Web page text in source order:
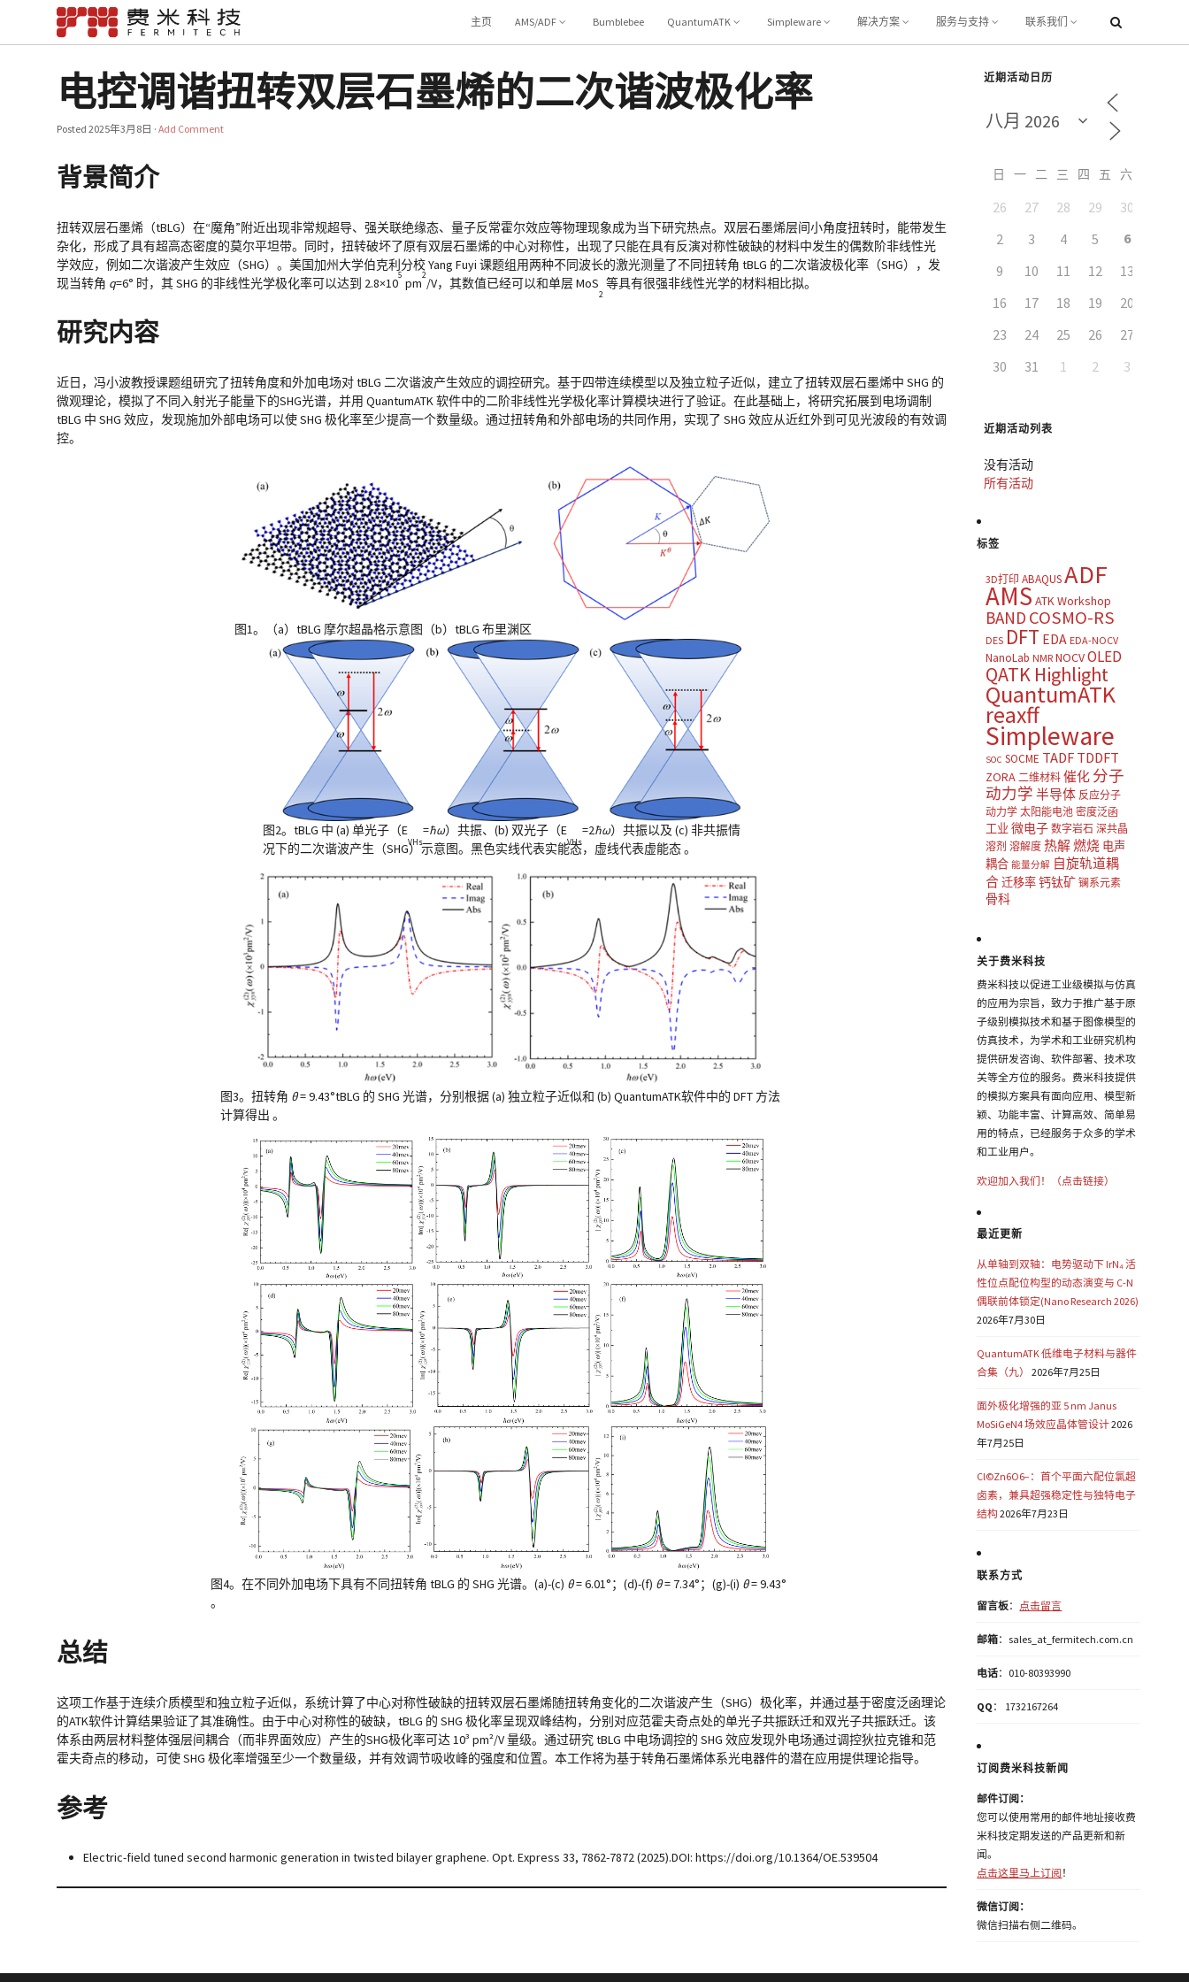
主页 AMS/ADF Bumblebee QuantumATK Simpleware 解决方案 服务与支持 联系我们
电控调谐扭转双层石墨烯的二次谐波极化率
Posted2025年3月8日 ·Add Comment
背景简介
扭转双层石墨烯（tBLG）在“魔角”附近出现非常规超导、强关联绝缘态、量子反常霍尔效应等物理现象成为当下研究热点。双层石墨烯层间小角度扭转时，能带发生
杂化，形成了具有超高态密度的莫尔平坦带。同时，扭转破坏了原有双层石墨烯的中心对称性，出现了只能在具有反演对称性破缺的材料中发生的偶数阶非线性光
学效应，例如二次谐波产生效应（SHG）。美国加州大学伯克利分校 Yang Fuyi 课题组用两种不同波长的激光测量了不同扭转角 tBLG 的二次谐波极化率（SHG），发
现当转角 q=6° 时，其 SHG 的非线性光学极化率可以达到 2.8×10
5
pm
2
/V，其数值已经可以和单层 MoS
2
等具有很强非线性光学的材料相比拟。
研究内容
近日，冯小波教授课题组研究了扭转角度和外加电场对 tBLG 二次谐波产生效应的调控研究。基于四带连续模型以及独立粒子近似，建立了扭转双层石墨烯中 SHG 的
微观理论，模拟了不同入射光子能量下的SHG光谱，并用 QuantumATK 软件中的二阶非线性光学极化率计算模块进行了验证。在此基础上，将研究拓展到电场调制
tBLG 中 SHG 效应，发现施加外部电场可以使 SHG 极化率至少提高一个数量级。通过扭转角和外部电场的共同作用，实现了 SHG 效应从近红外到可见光波段的有效调
控。
图1。（a）tBLG 摩尔超晶格示意图（b）tBLG 布里渊区
图2。tBLG 中 (a) 单光子（E
VHs
=ħω）共振、(b) 双光子（E
VHs
=2ħω）共振以及 (c) 非共振情
况下的二次谐波产生（SHG）示意图。黑色实线代表实能态，虚线代表虚能态 。
图3。扭转角 θ= 9.43°tBLG 的 SHG 光谱，分别根据 (a) 独立粒子近似和 (b) QuantumATK软件中的 DFT 方法
计算得出 。
图4。在不同外加电场下具有不同扭转角 tBLG 的 SHG 光谱。(a)-(c) θ= 6.01°；(d)-(f) θ= 7.34°；(g)-(i) θ= 9.43°
。
总结
这项工作基于连续介质模型和独立粒子近似，系统计算了中心对称性破缺的扭转双层石墨烯随扭转角变化的二次谐波产生（SHG）极化率，并通过基于密度泛函理论
的ATK软件计算结果验证了其准确性。由于中心对称性的破缺，tBLG 的 SHG 极化率呈现双峰结构，分别对应范霍夫奇点处的单光子共振跃迁和双光子共振跃迁。该
体系由两层材料整体强层间耦合（而非界面效应）产生的SHG极化率可达 10³ pm²/V 量级。通过研究 tBLG 中电场调控的 SHG 效应发现外电场通过调控狄拉克锥和范
霍夫奇点的移动，可使 SHG 极化率增强至少一个数量级，并有效调节吸收峰的强度和位置。本工作将为基于转角石墨烯体系光电器件的潜在应用提供理论指导。
参考
Electric-field tuned second harmonic generation in twisted bilayer graphene. Opt. Express 33, 7862-7872 (2025).DOI: https://doi.org/10.1364/OE.539504
近期活动日历
日 一 二 三 四 五
26 27 28 29 30
2
3 4 5 6
9
10 11 12 13
16
17 18 19 20
23
24 25 26 27
30
31 1 2 3
近期活动列表
没有活动
所有活动
标签
3D打印 ABAQUSADF
AMS ATK Workshop
BAND COSMO-RS
DES DFT EDA EDA-NOCV
NanoLab NMR NOCVOLED
QATK Highlight
QuantumATK
reaxff
Simpleware
SOC SOCME TADF TDDFT
ZORA 二维材料 催化 分子
动力学 半导体 反应分子
动力学 太阳能电池 密度泛函
工业 微电子 数字岩石 深共晶
溶剂 溶解度 热解燃烧 电声
耦合 能量分解 自旋轨道耦
合迁移率钙钛矿 镧系元素
骨科
关于费米科技
费米科技以促进工业级模拟与仿真
的应用为宗旨，致力于推广基于原
子级别模拟技术和基于图像模型的
仿真技术，为学术和工业研究机构
提供研发咨询、软件部署、技术攻
关等全方位的服务。费米科技提供
的模拟方案具有面向应用、模型新
颖、功能丰富、计算高效、简单易
用的特点，已经服务于众多的学术
和工业用户。
欢迎加入我们！（点击链接）
最近更新
从单轴到双轴：电势驱动下 IrN₄ 活
性位点配位构型的动态演变与 C-N
偶联前体锁定(Nano Research 2026)
2026年7月30日
QuantumATK 低维电子材料与器件
合集（九）
2026年7月25日
面外极化增强的亚 5 nm Janus
MoSiGeN4 场效应晶体管设计2026
年7月25日
Cl©Zn6O6−：首个平面六配位氯超
卤素，兼具超强稳定性与独特电子
结构2026年7月23日
联系方式
留言板： 点击留言
邮箱：sales_at_fermitech.com.cn
电话：010-80393990
QQ ： 1732167264
订阅费米科技新闻
邮件订阅：
您可以使用常用的邮件地址接收费
米科技定期发送的产品更新和新
闻。
点击这里马上订阅 ！
微信订阅：
微信扫描右侧二维码。